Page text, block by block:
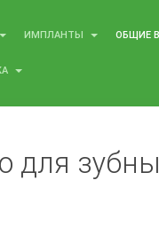
ИМПЛАНТЫ ОБЩИЕ
для